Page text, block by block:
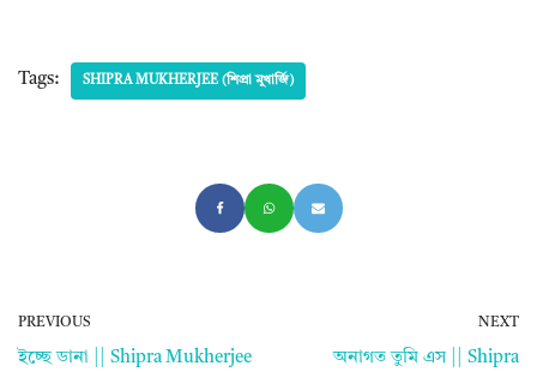
Tags: SHIPRA MUKHERJEE (শিপ্রা মুখার্জি)
PREVIOUS
ইচ্ছে ডানা || Shipra Mukherjee
NEXT
অনাগত তুমি এস || Shipra